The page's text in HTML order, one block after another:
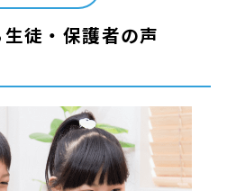
徒・保護者の声